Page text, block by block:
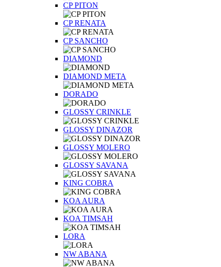
CP PITON
CP RENATA
CP SANCHO
DIAMOND
DIAMOND META
DORADO
GLOSSY CRINKLE
GLOSSY DINAZOR
GLOSSY MOLERO
GLOSSY SAVANA
KING COBRA
KOA AURA
KOA TIMSAH
LORA
NW ABANA